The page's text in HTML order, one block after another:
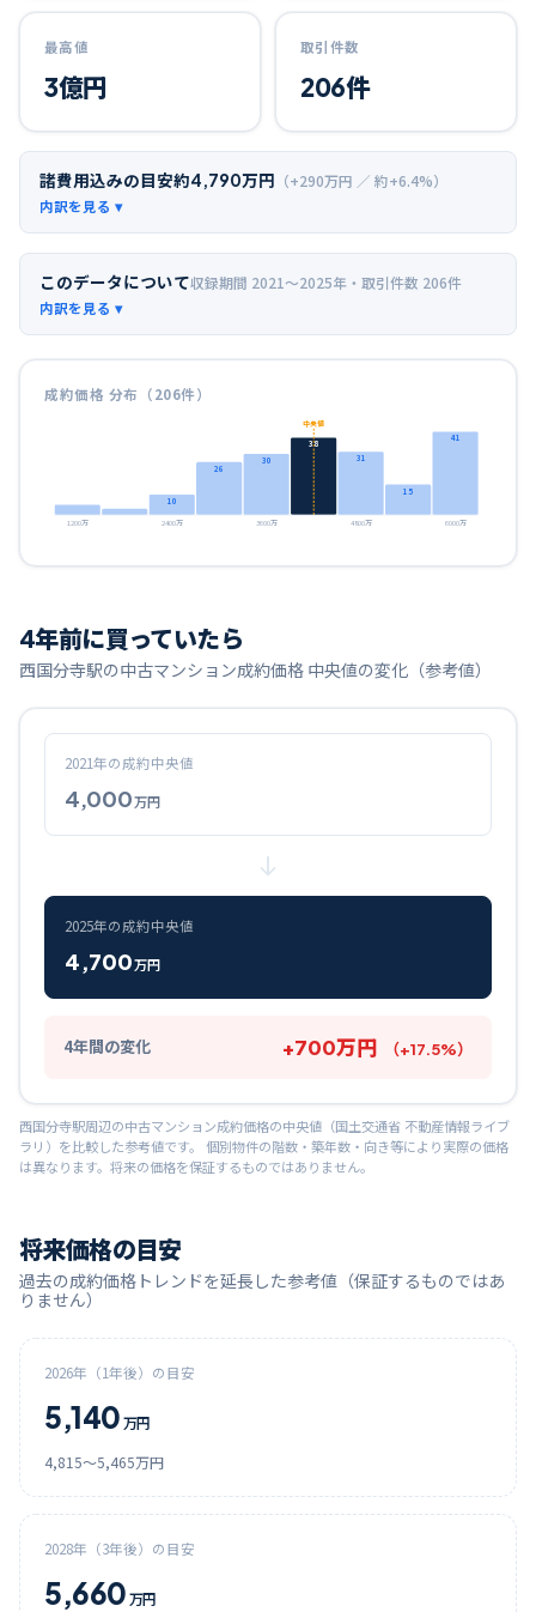
最高値
3億円
取引件数
206件
諸費用込みの目安約4,790万円 （+290万円 ／ 約+6.4%）
このデータについて収録期間 2021〜2025年 ・取引件数 206件
成約価格 分布（206件）
10
26
30
38
31
15
41
1200万 2400万 3600万 4800万 6000万
中央値
4年前に買っていたら
西国分寺駅の中古マンション成約価格 中央値の変化（参考値）
2021年の成約中央値
4,000万円
2025年の成約中央値
4,700万円
4年間の変化 +700万円 （+17.5%）
西国分寺駅周辺の中古マンション成約価格の中央値（国土交通省 不動産情報ライブ
ラリ）を比較した参考値です。 個別物件の階数・築年数・向き等により実際の価格
は異なります。将来の価格を保証するものではありません。
将来価格の目安
過去の成約価格トレンドを延長した参考値（保証するものではあ
りません）
2026年（1年後）の目安
5,140 万円
4,815〜5,465万円
2028年（3年後）の目安
5,660 万円